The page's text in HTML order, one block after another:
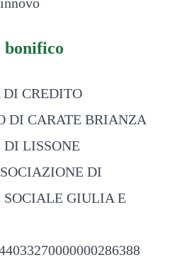
bonifico
DI CREDITO
DI CARATE BRIANZA
LISSONE
DI
SOCIALE GIULIA E